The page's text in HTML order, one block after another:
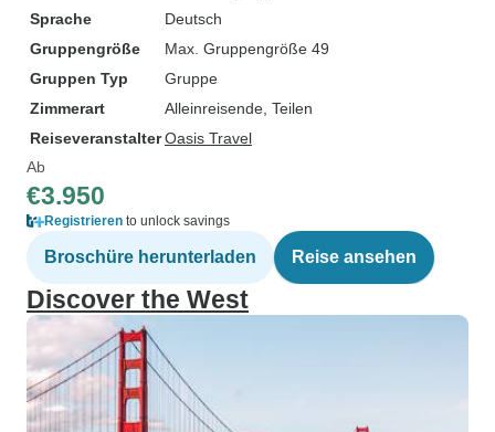
Sprache
Deutsch
Gruppengröße
Max. Gruppengröße 49
Gruppen Typ
Gruppe
Zimmerart
Alleinreisende, Teilen
ReiseveranstalterOasis Travel
Ab
€3.950
Registrieren to unlock savings
Broschüre herunterladen Reise ansehen
Discover the West